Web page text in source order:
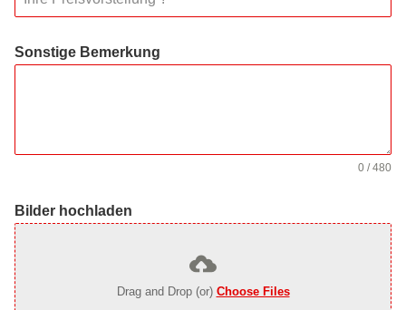
Sonstige Bemerkung
0 / 480
Bilder hochladen
Drag and Drop (or) Choose Files